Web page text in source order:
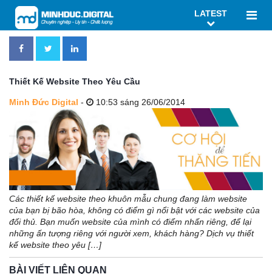
LATEST
Thiết Kế Website Theo Yêu Cầu
Minh Đức Digital - 10:53 sáng 26/06/2014
Các thiết kế website theo khuôn mẫu chung đang làm website
của bạn bị bão hòa, không có điểm gì nổi bật với các website của
đối thủ. Bạn muốn website của mình có điểm nhấn riêng, để lại
những ấn tượng riêng với người xem, khách hàng? Dịch vụ thiết
kế website theo yêu […]
BÀI VIẾT LIÊN QUAN